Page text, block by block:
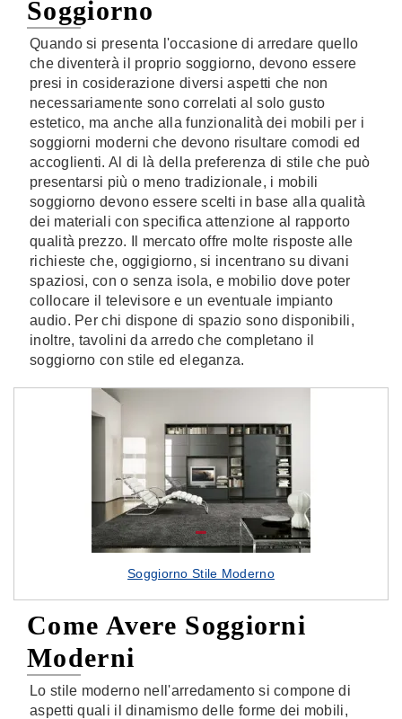
Soggiorno
Quando si presenta l'occasione di arredare quello
che diventerà il proprio soggiorno, devono essere
presi in cosiderazione diversi aspetti che non
necessariamente sono correlati al solo gusto
estetico, ma anche alla funzionalità dei mobili per i
soggiorni moderni che devono risultare comodi ed
accoglienti. Al di là della preferenza di stile che può
presentarsi più o meno tradizionale, i mobili
soggiorno devono essere scelti in base alla qualità
dei materiali con specifica attenzione al rapporto
qualità prezzo. Il mercato offre molte risposte alle
richieste che, oggigiorno, si incentrano su divani
spaziosi, con o senza isola, e mobilio dove poter
collocare il televisore e un eventuale impianto
audio. Per chi dispone di spazio sono disponibili,
inoltre, tavolini da arredo che completano il
soggiorno con stile ed eleganza.
Soggiorno Stile Moderno
Come Avere Soggiorni
Moderni
Lo stile moderno nell'arredamento si compone di
aspetti quali il dinamismo delle forme dei mobili,